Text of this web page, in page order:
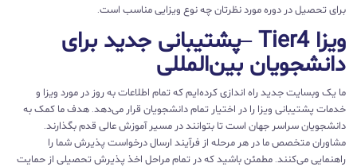
برای تحصیل در دوره مورد نظرتان چه نوع ویزایی مناسب است.
ویزا Tier4 –پشتیبانی جدید برای
دانشجویان بین‌المللی
ما یک وبسایت جدید راه اندازی کرده‌ایم که تمام اطلاعات به روز در مورد ویزا و
خدمات پشتیبانی ویزا را در اختیار تمام دانشجویان قرار می‌دهد. هدف ما کمک به
دانشجویان سراسر جهان است تا بتوانند در مسیر آموزش عالی قدم بگذارند.
مشاوران متخصص ما در هر مرحله از فرآیند ارسال درخواست پذیرش شما را
راهنمایی می‌کنند. مطمئن باشید که در تمام مراحل اخذ پذیرش تحصیلی از حمایت